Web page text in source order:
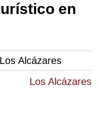
Los Alcázares
en
Alcázares